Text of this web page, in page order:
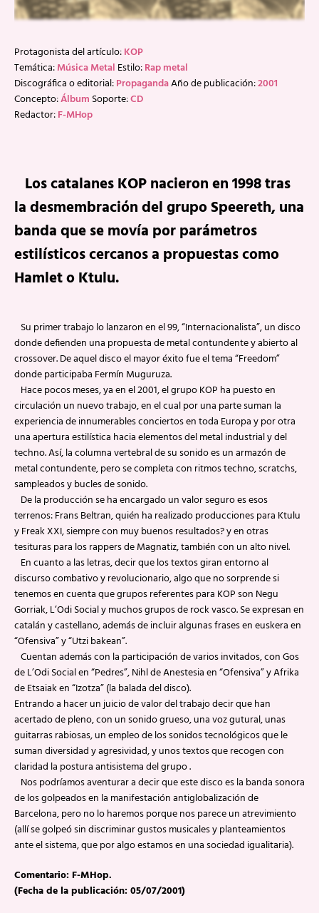
Protagonista del artículo:KOP
Temática:Música Metal Estilo:Rap metal
Discográfica o editorial:PropagandaAño de publicación:2001
Concepto:Álbum Soporte:CD
Redactor:F-MHop
Los catalanes KOP nacieron en 1998 tras
la desmembración del grupo Speereth, una
banda que se movía por parámetros
estilísticos cercanos a propuestas como
Hamlet o Ktulu.
Su primer trabajo lo lanzaron en el 99, “Internacionalista”, un disco
donde defienden una propuesta de metal contundente y abierto al
crossover. De aquel disco el mayor éxito fue el tema “Freedom”
donde participaba Fermín Muguruza.
Hace pocos meses, ya en el 2001, el grupo KOP ha puesto en
circulación un nuevo trabajo, en el cual por una parte suman la
experiencia de innumerables conciertos en toda Europa y por otra
una apertura estilística hacia elementos del metal industrial y del
techno. Así, la columna vertebral de su sonido es un armazón de
metal contundente, pero se completa con ritmos techno, scratchs,
sampleados y bucles de sonido.
De la producción se ha encargado un valor seguro es esos
terrenos: Frans Beltran, quién ha realizado producciones para Ktulu
y Freak XXI, siempre con muy buenos resultados? y en otras
tesituras para los rappers de Magnatiz, también con un alto nivel.
En cuanto a las letras, decir que los textos giran entorno al
discurso combativo y revolucionario, algo que no sorprende si
tenemos en cuenta que grupos referentes para KOP son Negu
Gorriak, L’Odi Social y muchos grupos de rock vasco. Se expresan en
catalán y castellano, además de incluir algunas frases en euskera en
“Ofensiva” y “Utzi bakean”.
Cuentan además con la participación de varios invitados, con Gos
de L’Odi Social en “Pedres”, Nihl de Anestesia en “Ofensiva” y Afrika
de Etsaiak en “Izotza” (la balada del disco).
Entrando a hacer un juicio de valor del trabajo decir que han
acertado de pleno, con un sonido grueso, una voz gutural, unas
guitarras rabiosas, un empleo de los sonidos tecnológicos que le
suman diversidad y agresividad, y unos textos que recogen con
claridad la postura antisistema del grupo .
Nos podríamos aventurar a decir que este disco es la banda sonora
de los golpeados en la manifestación antiglobalización de
Barcelona, pero no lo haremos porque nos parece un atrevimiento
(allí se golpeó sin discriminar gustos musicales y planteamientos
ante el sistema, que por algo estamos en una sociedad igualitaria).
Comentario: F-MHop.
(Fecha de la publicación: 05/07/2001)